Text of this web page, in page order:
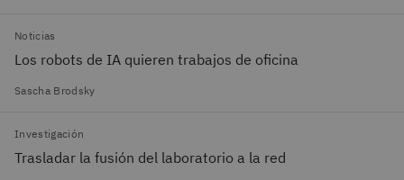
Noticias
Los robots de IA quieren trabajos de oficina
Sascha Brodsky
Investigación
Trasladar la fusión del laboratorio a la red